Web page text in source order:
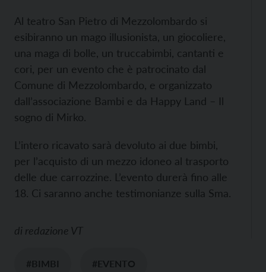
Al teatro San Pietro di Mezzolombardo si
esibiranno un mago illusionista, un giocoliere,
una maga di bolle, un truccabimbi, cantanti e
cori, per un evento che è patrocinato dal
Comune di Mezzolombardo, e organizzato
dall’associazione Bambi e da Happy Land – Il
sogno di Mirko.
L’intero ricavato sarà devoluto ai due bimbi,
per l’acquisto di un mezzo idoneo al trasporto
delle due carrozzine. L’evento durerà fino alle
18. Ci saranno anche testimonianze sulla Sma.
di redazione VT
#BIMBI #EVENTO